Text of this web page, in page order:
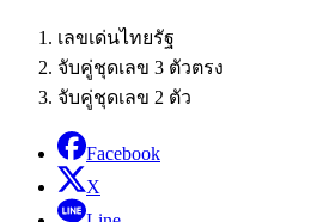
เลขเด่นไทยรัฐ
จับคู่ชุดเลข 3 ตัวตรง
จับคู่ชุดเลข 2 ตัว
Facebook
X